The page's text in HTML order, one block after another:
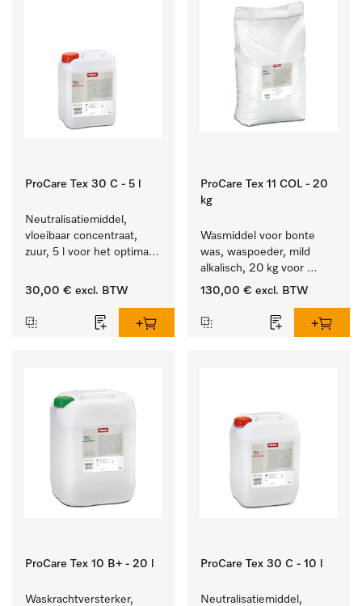
ProCare Tex 30 C - 5 l
Neutralisatiemiddel,
vloeibaar concentraat,
zuur, 5 l voor het optimaal
textiel door betrouwbare
30,00 € excl. BTW
ProCare Tex 11 COL - 20
kg
Wasmiddel voor bonte
was, waspoeder, mild
alkalisch, 20 kg voor
behoud van kleur en
was.
130,00 € excl. BTW
ProCare Tex 10 B+ - 20 l
Waskrachtversterker,
ProCare Tex 30 C - 10 l
Neutralisatiemiddel,